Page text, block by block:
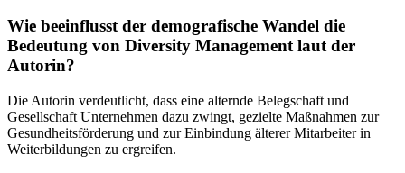
Wie beeinflusst der demografische Wandel die
Bedeutung von Diversity Management laut der
Autorin?
Die Autorin verdeutlicht, dass eine alternde Belegschaft und
Gesellschaft Unternehmen dazu zwingt, gezielte Maßnahmen zur
Gesundheitsförderung und zur Einbindung älterer Mitarbeiter in
Weiterbildungen zu ergreifen.